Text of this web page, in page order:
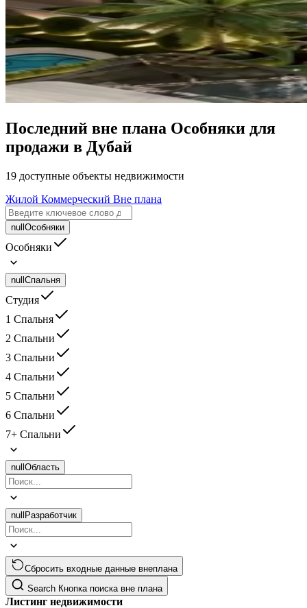
Последний вне плана Особняки для
продажи в Дубай
19 доступные объекты недвижимости
Жилой Коммерческий Вне плана
null Особняки
Особняки
null Спальня
Студия
1 Спальня
2 Спальни
3 Спальни
4 Спальни
5 Спальни
6 Спальни
7+ Спальни
null Область
null Разработчик
Сбросить входные данные внеплана
Search Кнопка поиска вне плана
Листинг недвижимости